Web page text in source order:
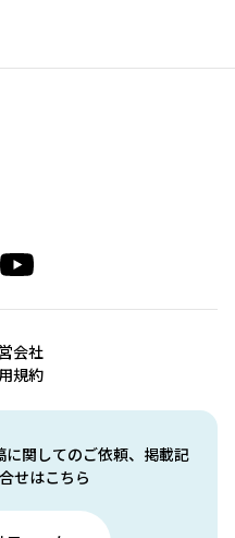
関してのご依頼、掲載記
せはこちら
会社
規約